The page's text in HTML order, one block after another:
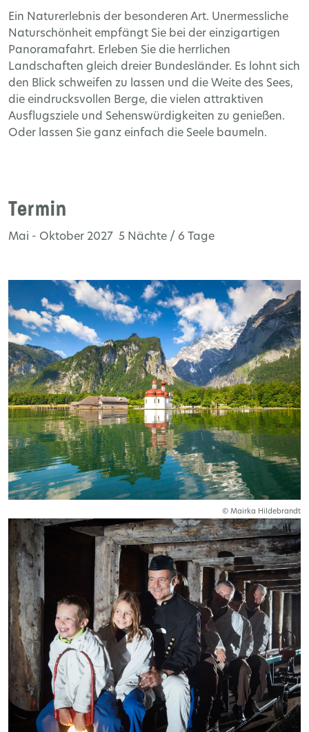
Ein Naturerlebnis der besonderen Art. Unermessliche
Naturschönheit empfängt Sie bei der einzigartigen
Panoramafahrt. Erleben Sie die herrlichen
Landschaften gleich dreier Bundesländer. Es lohnt sich
den Blick schweifen zu lassen und die Weite des Sees,
die eindrucksvollen Berge, die vielen attraktiven
Ausflugsziele und Sehenswürdigkeiten zu genießen.
Oder lassen Sie ganz einfach die Seele baumeln.
Termin
Mai - Oktober 2027 5 Nächte / 6 Tage
© Mairka Hildebrandt